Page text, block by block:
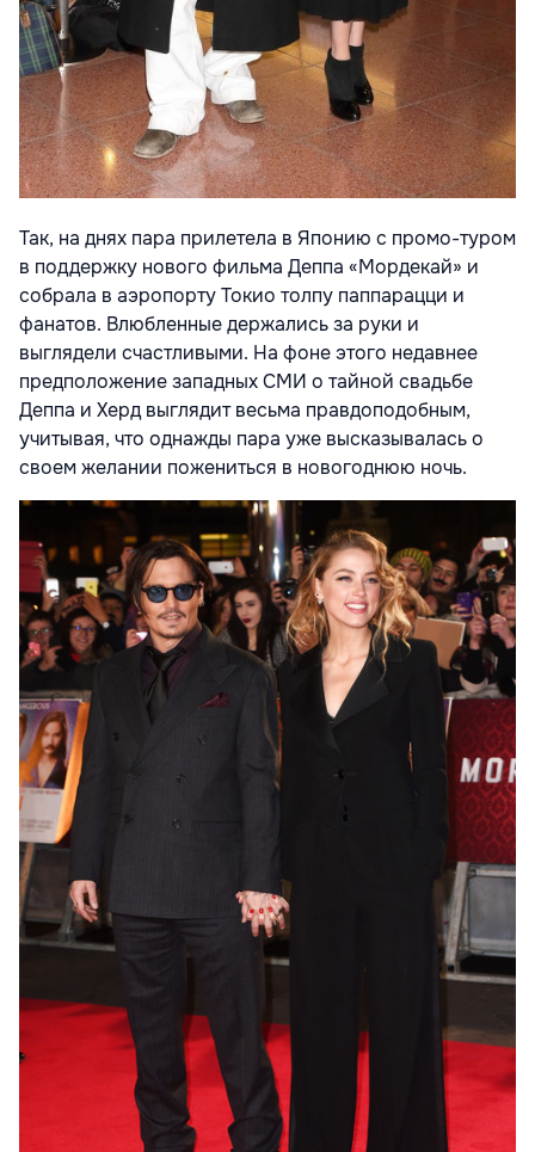
Так, на днях пара прилетела в Японию с промо-туром
в поддержку нового фильма Деппа «Мордекай» и
собрала в аэропорту Токио толпу паппарацци и
фанатов. Влюбленные держались за руки и
выглядели счастливыми. На фоне этого недавнее
предположение западных СМИ о тайной свадьбе
Деппа и Херд выглядит весьма правдоподобным,
учитывая, что однажды пара уже высказывалась о
своем желании пожениться в новогоднюю ночь.